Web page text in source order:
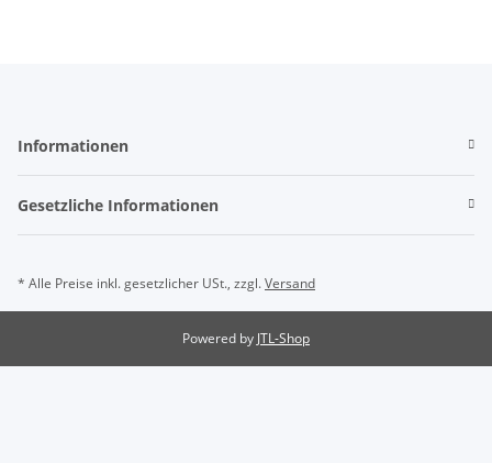
Informationen
Gesetzliche Informationen
* Alle Preise inkl. gesetzlicher USt., zzgl.Versand
Powered by JTL-Shop